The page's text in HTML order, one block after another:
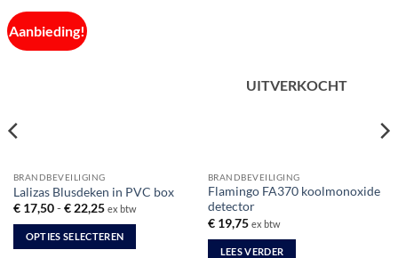
Aanbieding!
BRANDBEVEILIGING
Lalizas Blusdeken in PVC box
€17,50 - €22,25Prijsklasse:
tot
€ 22,25
ex btw
OPTIES SELECTEREN
UITVERKOCHT
BRANDBEVEILIGING
Flamingo FA370 koolmonoxide
detector
€19,75 ex btw
LEES VERDER